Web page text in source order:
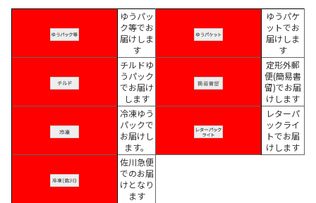
ゆうパッ
ク等でお
届けしま
す
ゆうパケ
ットでお
届けしま
す
チルドゆ
うパック
でお届け
します
定形外郵
便(簡易書
留)でお届
けします
冷凍ゆう
パックで
お届けし
ます。
レターパ
ックライ
トでお届
けします
佐川急便
でのお届
けとなり
ます